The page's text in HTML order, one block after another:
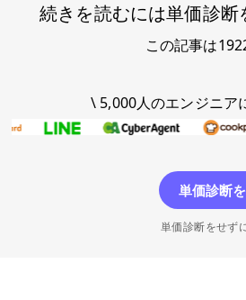
続きを読むには単価診
この記事は
\ 5,000人のエンジニア
単価診断
単価診断をせず